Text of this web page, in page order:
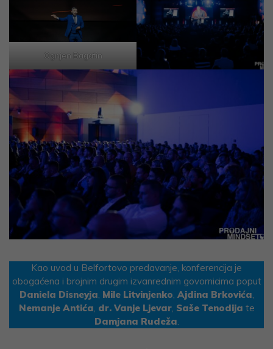
Ognjen Bagatin
Kao uvod u Belfortovo predavanje, konferencija je
obogaćena i brojnim drugim izvanrednim govornicima poput
Daniela Disneyja Mile Litvinjenko Ajdina Brkovića
Nemanje Antića dr. Vanje Ljevar, Saše Tenodija te
Damjana Rudeža